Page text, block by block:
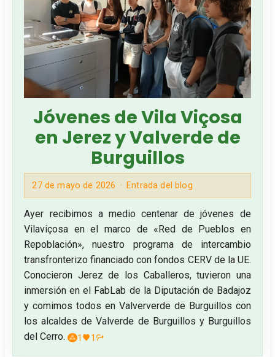
Jóvenes de Vila Viçosa
en Jerez y Valverde de
Burguillos
27 de mayo de 2026 Entrada del blog
Ayer recibimos a medio centenar de jóvenes de
Vilaviçosa en el marco de «Red de Pueblos en
Repoblación», nuestro programa de intercambio
transfronterizo financiado con fondos CERV de la UE.
Conocieron Jerez de los Caballeros, tuvieron una
inmersión en el FabLab de la Diputación de Badajoz
y comimos todos en Valververde de Burguillos con
los alcaldes de Valverde de Burguillos y Burguillos
del Cerro.
1 1